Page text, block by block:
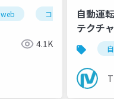
web コスト管理
4.1K
自動運
テクチャ